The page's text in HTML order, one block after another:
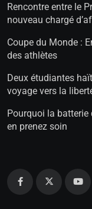
Rencontre entre le
nouveau chargé
Coupe du Monde :
des athlètes
Deux étudiantes
voyage vers la
Pourquoi la batterie
en prenez soin